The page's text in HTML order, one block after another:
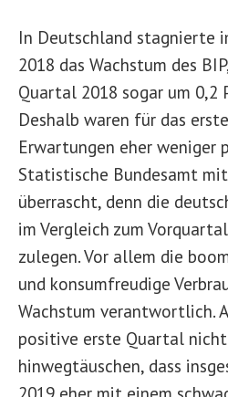
In Deutschland stagnierte
2018 das Wachstum des
Quartal 2018 sogar um 0,2
Deshalb waren für das
Erwartungen eher weniger
Statistische Bundesamt
überrascht, denn die
im Vergleich zum
zulegen. Vor allem die
und konsumfreudige
Wachstum verantwortlich.
positive erste Quartal
hinwegtäuschen, dass